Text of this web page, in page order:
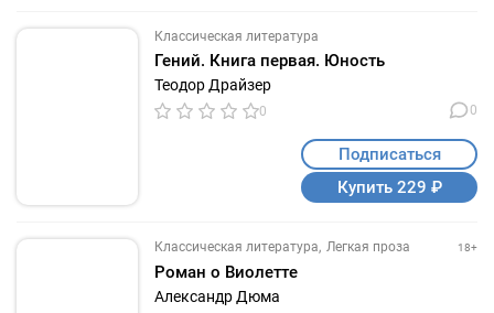
Классическая литература
Гений. Книга первая. Юность
Теодор Драйзер
0 0
Подписаться
Купить 229 ₽
Классическая литература Легкая проза 18+
Роман о Виолетте
Александр Дюма